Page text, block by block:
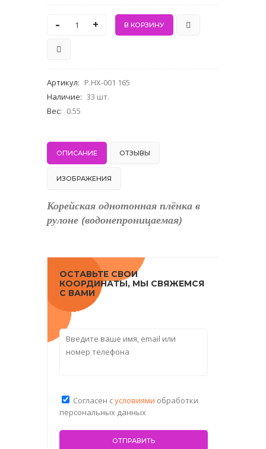
- +
Артикул: P.HX-001 165
Наличие: 33 шт.
Вес: 0.55
ОПИСАНИЕ ОТЗЫВЫ
ИЗОБРАЖЕНИЯ
Корейская однотонная плёнка в
рулоне (водонепроницаемая)
ОСТАВЬТЕ СВОИ
КООРДИНАТЫ, МЫ СВЯЖЕМСЯ
С ВАМИ
Согласен сусловиями обработки
персональных данных